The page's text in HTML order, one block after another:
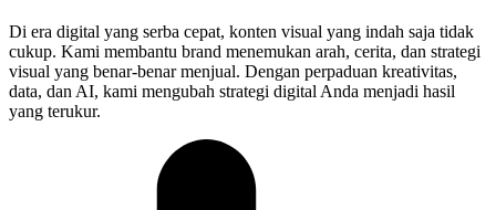
Di era digital yang serba cepat, konten visual yang indah saja tidak
cukup. Kami membantu brand menemukan arah, cerita, dan strategi
visual yang benar-benar menjual. Dengan perpaduan kreativitas,
data, dan AI, kami mengubah strategi digital Anda menjadi hasil
yang terukur.